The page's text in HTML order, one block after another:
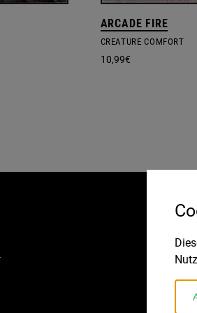
ARCADE FIRE
CREATURE COMFORT
10,99€